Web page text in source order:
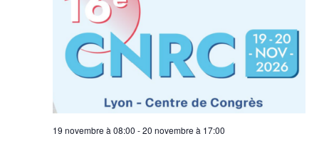
19 novembre à 08:00 -20 novembre à 17:00